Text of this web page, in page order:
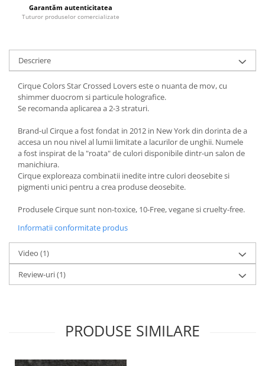
Garantăm autenticitatea
Tuturor produselor comercializate
Descriere
Cirque Colors Star Crossed Lovers este o nuanta de mov, cu
shimmer duocrom si particule holografice.
Se recomanda aplicarea a 2-3 straturi.
Brand-ul Cirque a fost fondat in 2012 in New York din dorinta de a
accesa un nou nivel al lumii limitate a lacurilor de unghii. Numele
a fost inspirat de la "roata" de culori disponibile dintr-un salon de
manichiura.
Cirque exploreaza combinatii inedite intre culori deosebite si
pigmenti unici pentru a crea produse deosebite.
Produsele Cirque sunt non-toxice, 10-Free, vegane si cruelty-free.
Informatii conformitate produs
Video (1)
Review-uri(1)
PRODUSE SIMILARE